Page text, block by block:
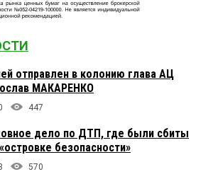
отправлен в колонию глава АЦ
МАКАРЕНКО
447
дело по ДТП, где были сбиты
безопасности»
570